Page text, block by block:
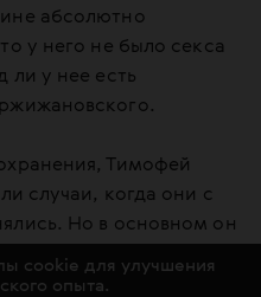
абсолютно
у него не было секса
ли у нее есть
Тимофей
случаи, когда они с
Но в основном он
и не забывает
Анализы на ИППП и
cookie для улучшения
опыта.